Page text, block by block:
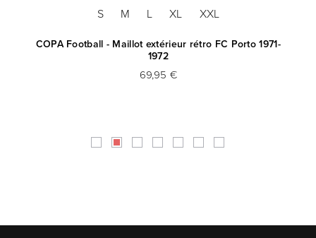
S M L XL XXL
COPA Football - Maillot extérieur rétro FC Porto 1971-
1972
69,95 €